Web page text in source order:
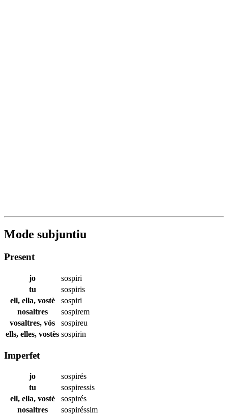
Mode subjuntiu
Present
jo
sospiri
tu
sospiris
ell, ella, vostè
sospiri
nosaltres
sospirem
vosaltres, vós
sospireu
ells, elles, vostès sospirin
Imperfet
jo
sospirés
tu
sospiressis
ell, ella, vostè
sospirés
nosaltres
sospiréssim